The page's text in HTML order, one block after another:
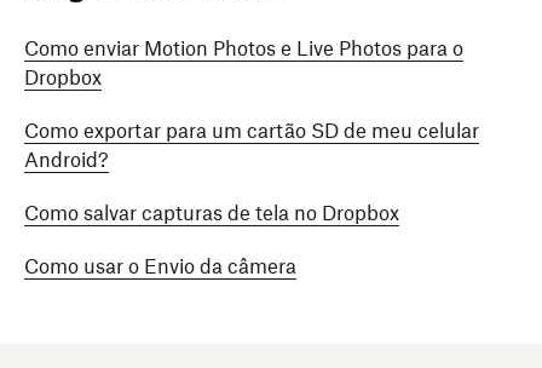
Como enviar Motion Photos e Live Photos para o
Dropbox
Como exportar para um cartão SD de meu celular
Android?
Como salvar capturas de tela no Dropbox
Como usar o Envio da câmera